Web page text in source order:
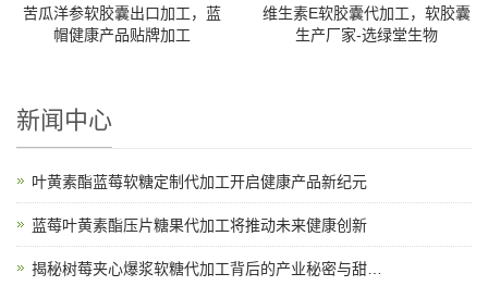
苦瓜洋参软胶囊出口加工，蓝
帽健康产品贴牌加工
维生素E软胶囊代加工，软胶囊
生产厂家-选绿堂生物
新闻中心
叶黄素酯蓝莓软糖定制代加工开启健康产品新纪元
蓝莓叶黄素酯压片糖果代加工将推动未来健康创新